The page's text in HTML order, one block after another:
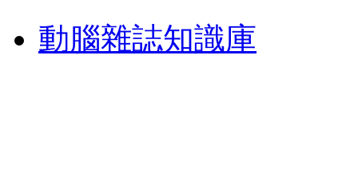
動腦雜誌知識庫